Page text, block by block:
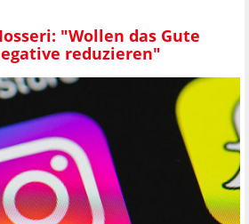
"Wollen das Gute
reduzieren"